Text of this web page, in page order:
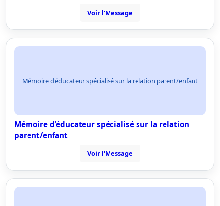
Voir l'Message
Mémoire d'éducateur spécialisé sur la relation parent/enfant
Mémoire d'éducateur spécialisé sur la relation
parent/enfant
Voir l'Message